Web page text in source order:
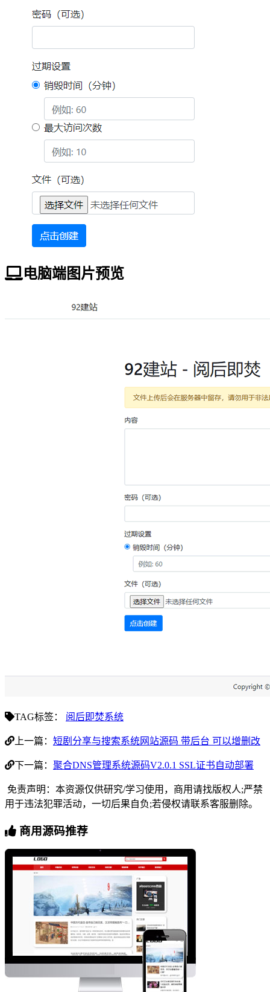
电脑端图片预览
TAG标签： 阅后即焚系统
上一篇： 短剧分享与搜索系统网站源码 带后台 可以增删改
下一篇： 聚合DNS管理系统源码V2.0.1 SSL证书自动部署
免责声明：本资源仅供研究/学习使用，商用请找版权人;严禁
用于违法犯罪活动，一切后果自负;若侵权请联系客服删除。
商用源码推荐